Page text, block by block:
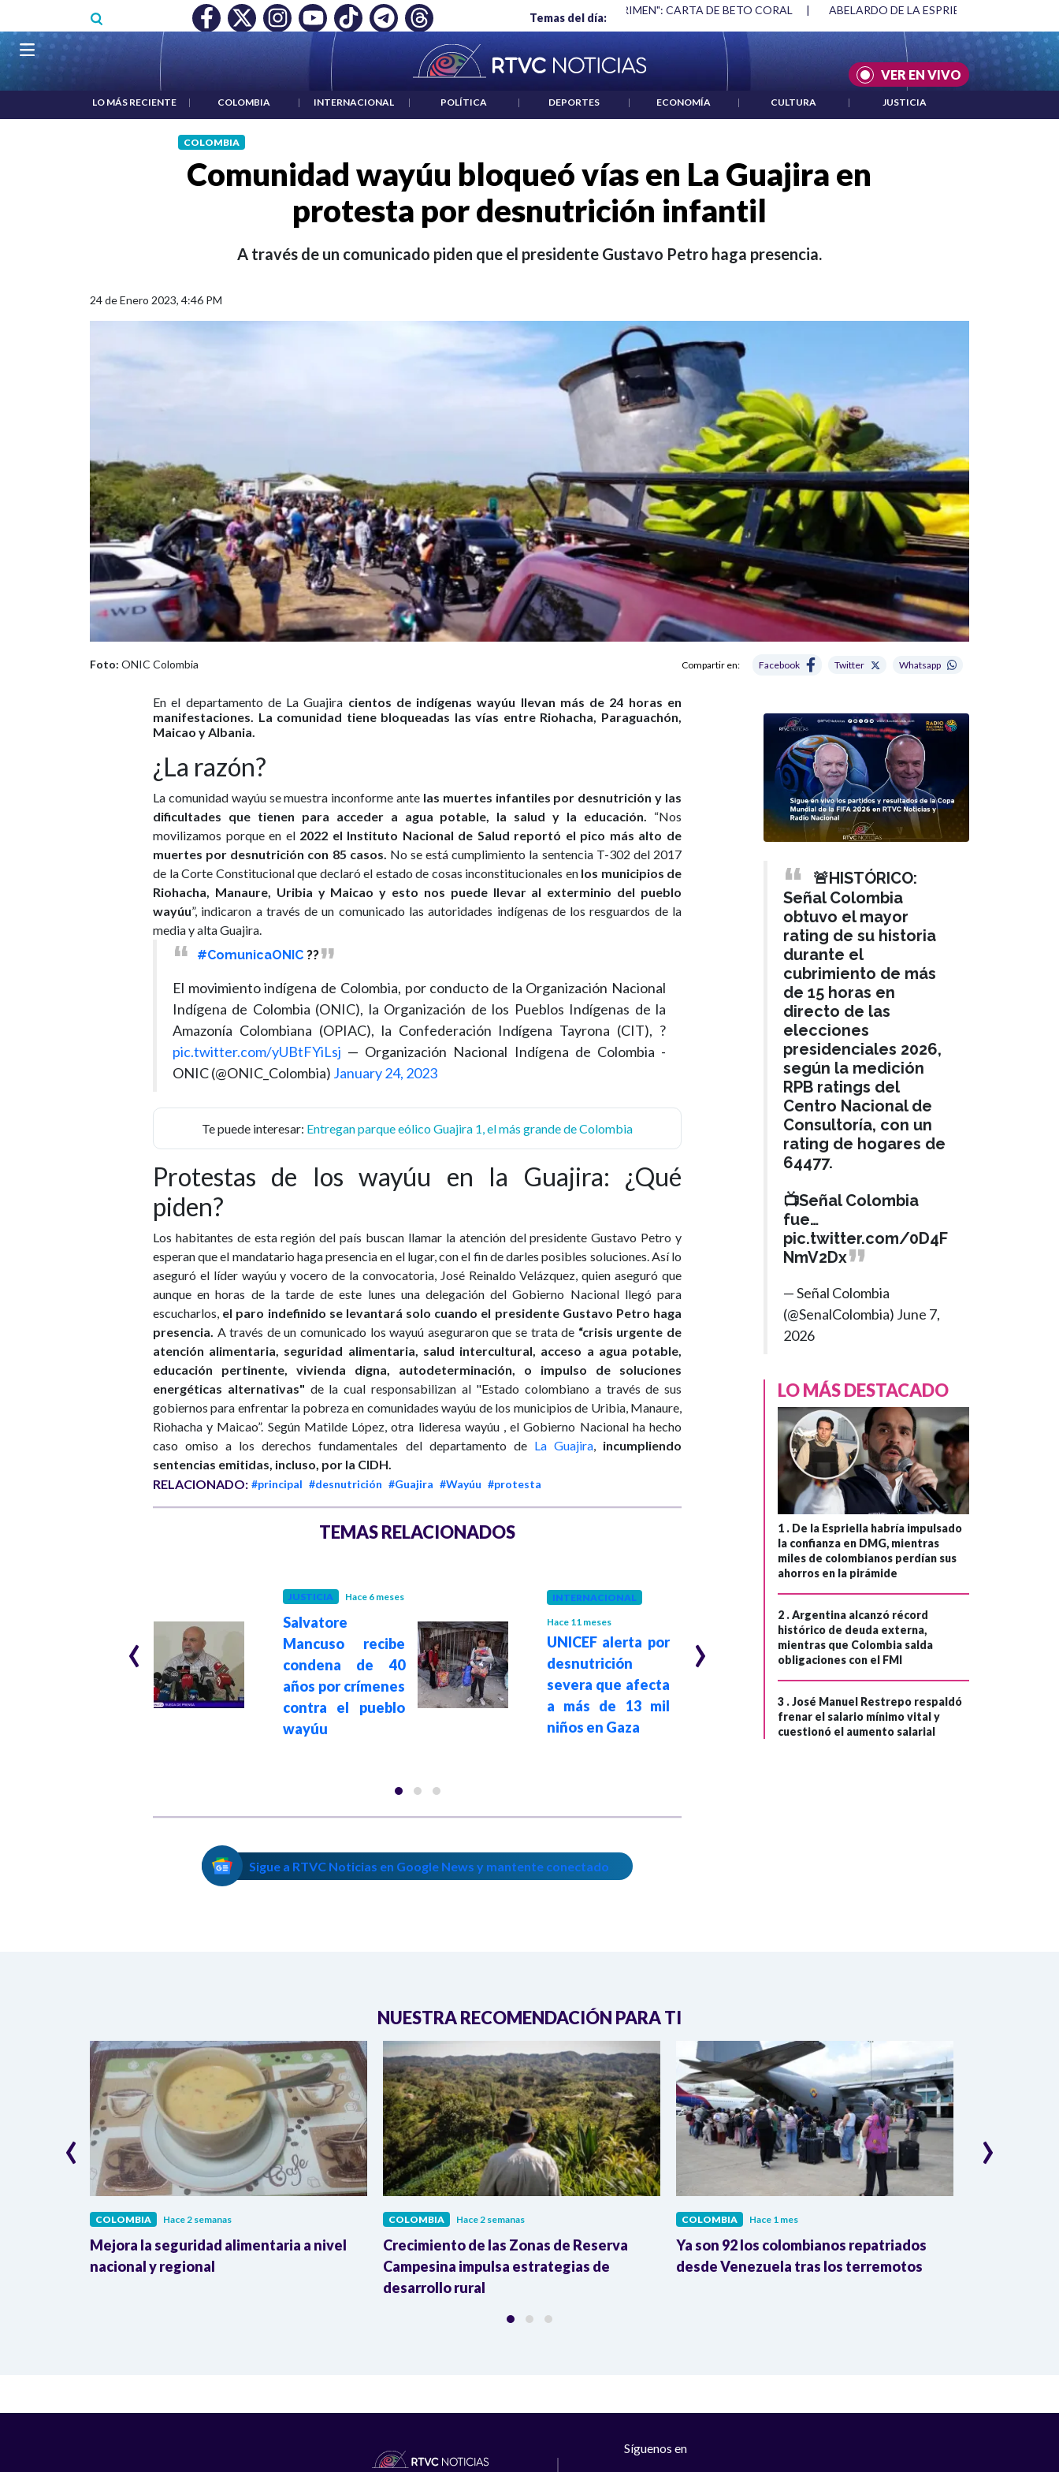
Temas del día:
RECONOCIMIENTO A RTVC SALARIO MÍNIMO NO DESTRUYÓ EMPLEO: JP MORGAN "HABLAR NO ES UN CRIMEN": CARTA DE BETO CORAL | ABELARDO DE LA ESPRIELLA Y DMG
VER EN VIVO
Navegación principal
LO MÁS RECIENTE | COLOMBIA | INTERNACIONAL | POLÍTICA | DEPORTES | ECONOMÍA | CULTURA | JUSTICIA
COLOMBIA
Comunidad wayúu bloqueó vías en La Guajira en
protesta por desnutrición infantil
A través de un comunicado piden que el presidente Gustavo Petro haga presencia.
24 de Enero 2023, 4:46 PM
Foto: ONIC Colombia Compartir en: Facebook Twitter Whatsapp
En el departamento de La Guajira cientos de indígenas wayúu llevan más de 24 horas en
manifestaciones. La comunidad tiene bloqueadas las vías entre Riohacha, Paraguachón,
Maicao y Albania.
¿La razón?
La comunidad wayúu se muestra inconforme ante las muertes infantiles por desnutrición y las
dificultades que tienen para acceder a agua potable, la salud y la educación. “Nos
movilizamos porque en el 2022 el Instituto Nacional de Salud reportó el pico más alto de
muertes por desnutrición con 85 casos. No se está cumplimiento la sentencia T-302 del 2017
de la Corte Constitucional que declaró el estado de cosas inconstitucionales en los municipios de
Riohacha, Manaure, Uribia y Maicao y esto nos puede llevar al exterminio del pueblo
wayúu”, indicaron a través de un comunicado las autoridades indígenas de los resguardos de la
media y alta Guajira.
#ComunicaONIC?️?
El movimiento indígena de Colombia, por conducto de la Organización Nacional
Indígena de Colombia (ONIC), la Organización de los Pueblos Indígenas de la
Amazonía Colombiana (OPIAC), la Confederación Indígena Tayrona (CIT), ?
pic.twitter.com/yUBtFYiLsj — Organización Nacional Indígena de Colombia -
ONIC (@ONIC_Colombia) January 24, 2023
Te puede interesar: Entregan parque eólico Guajira 1, el más grande de Colombia
Protestas de los wayúu en la Guajira: ¿Qué
piden?
Los habitantes de esta región del país buscan llamar la atención del presidente Gustavo Petro y
esperan que el mandatario haga presencia en el lugar, con el fin de darles posibles soluciones. Así lo
aseguró el líder wayúu y vocero de la convocatoria, José Reinaldo Velázquez, quien aseguró que
aunque en horas de la tarde de este lunes una delegación del Gobierno Nacional llegó para
escucharlos, el paro indefinido se levantará solo cuando el presidente Gustavo Petro haga
presencia. A través de un comunicado los wayuú aseguraron que se trata de “crisis urgente de
atención alimentaria, seguridad alimentaria, salud intercultural, acceso a agua potable,
educación pertinente, vivienda digna, autodeterminación, o impulso de soluciones
energéticas alternativas" de la cual responsabilizan al "Estado colombiano a través de sus
gobiernos para enfrentar la pobreza en comunidades wayúu de los municipios de Uribia, Manaure,
Riohacha y Maicao”. Según Matilde López, otra lideresa wayúu , el Gobierno Nacional ha hecho
caso omiso a los derechos fundamentales del departamento de La Guajira,
incumpliendo
sentencias emitidas, incluso, por la CIDH.
RELACIONADO: #principal #desnutrición #Guajira #Wayúu #protesta
TEMAS RELACIONADOS
climático implica
JUSTICIA Hace 6 meses
Salvatore
Mancuso recibe
condena de 40
años por crímenes
contra el pueblo
wayúu
INTERNACIONAL
Hace 11 meses
UNICEF alerta por
desnutrición
severa que afecta
a más de 13 mil
niños en Gaza
MEDIO ORIENTE
Un cuarto de los
niños pequeños
en Gaza sufren de
malnutrición por
bloqueo israelí al
ingreso de
‹ ›
Sigue a RTVC Noticias en Google News y mantente conectado
🚨HISTÓRICO:
Señal Colombia
obtuvo el mayor
rating de su historia
durante el
cubrimiento de más
de 15 horas en
directo de las
elecciones
presidenciales 2026,
según la medición
RPB ratings del
Centro Nacional de
Consultoría, con un
rating de hogares de
64477.
📺Señal Colombia
fue…
pic.twitter.com/0D4F
NmV2Dx
— Señal Colombia
(@SenalColombia) June 7,
2026
LO MÁS DESTACADO
1 . De la Espriella habría impulsado
la confianza en DMG, mientras
miles de colombianos perdían sus
ahorros en la pirámide
2 .Argentina alcanzó récord
histórico de deuda externa,
mientras que Colombia salda
obligaciones con el FMI
3 .José Manuel Restrepo respaldó
frenar el salario mínimo vital y
cuestionó el aumento salarial
NUESTRA RECOMENDACIÓN PARA TI
COLOMBIA Hace 2 semanas
Mejora la seguridad alimentaria a nivel
nacional y regional
COLOMBIA Hace 2 semanas
Crecimiento de las Zonas de Reserva
Campesina impulsa estrategias de
desarrollo rural
COLOMBIA Hace 1 mes
Ya son 92 los colombianos repatriados
desde Venezuela tras los terremotos
‹ ›
Síguenos en